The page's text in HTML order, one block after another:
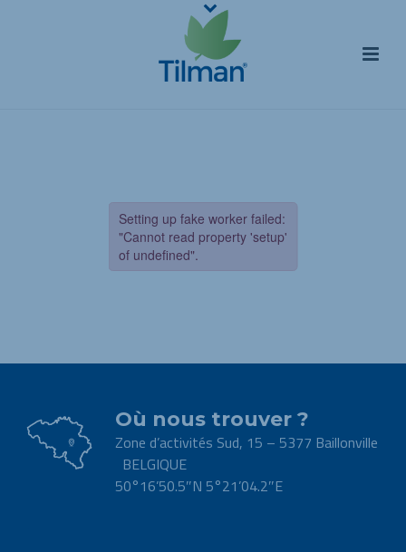
Où nous trouver ?
Zone d’activités Sud, 15 – 5377 Baillonville
BELGIQUE
50°16’50.5″N 5°21’04.2″E